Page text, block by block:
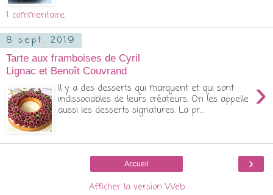
1 commentaire:
8 sept. 2019
Tarte aux framboises de Cyril
Lignac et Benoît Couvrand
›
Il y a des desserts qui marquent et qui sont
indissociables de leurs créateurs. On les appelle
aussi les desserts signatures. La pr...
›
Accueil
Afficher la version Web